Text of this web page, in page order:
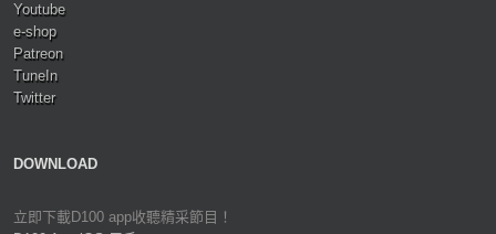
Youtube
e-shop
Patreon
TuneIn
Twitter
DOWNLOAD
立即下載D100 app收聽精采節目！